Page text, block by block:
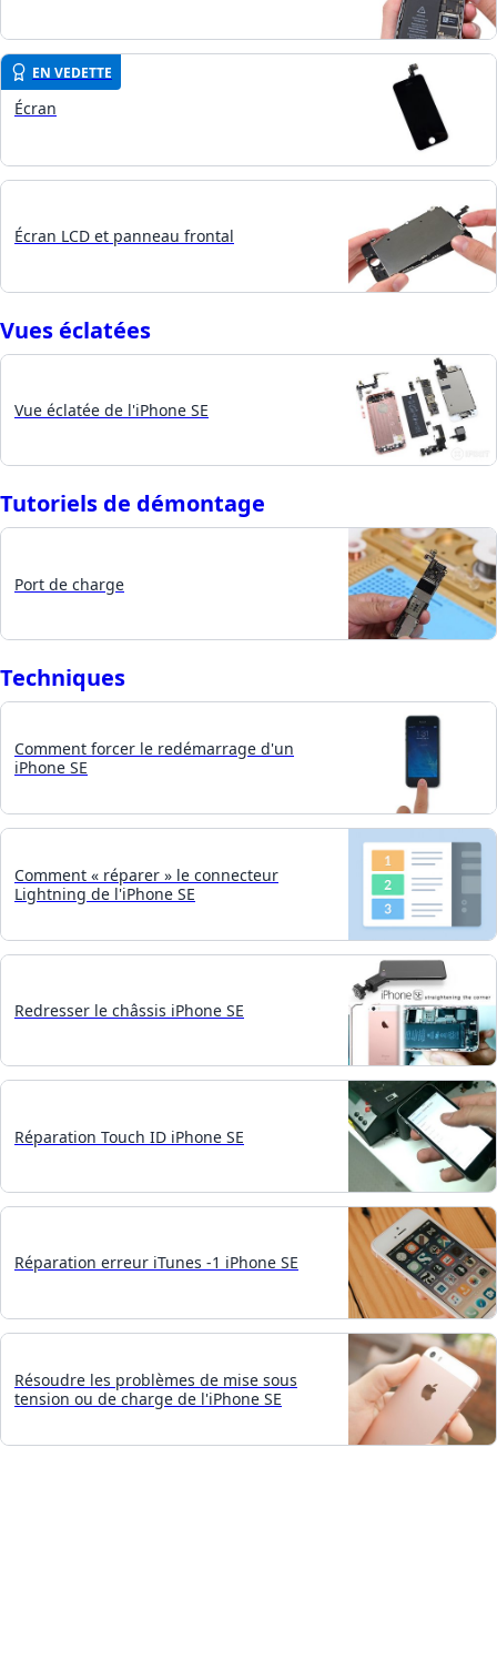
EN VEDETTE
Écran
Écran LCD et panneau frontal
Vues éclatées
Vue éclatée de l'iPhone SE
Tutoriels de démontage
Port de charge
Techniques
Comment forcer le redémarrage d'un
iPhone SE
Comment « réparer » le connecteur
Lightning de l'iPhone SE
Redresser le châssis iPhone SE
Réparation Touch ID iPhone SE
Réparation erreur iTunes -1 iPhone SE
Résoudre les problèmes de mise sous
tension ou de charge de l'iPhone SE